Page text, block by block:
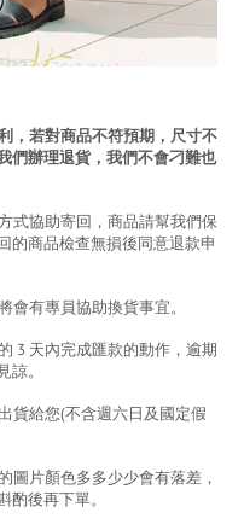
，若對商品不符預期，尺寸不
們辦理退貨，我們不會刁難也
式協助寄回，商品請幫我們保
的商品檢查無損後同意退款申
會有專員協助換貨事宜。
3 天內完成匯款的動作，逾期
。
貨給您(不含週六日及國定假
圖片顏色多多少少會有落差，
後再下單。